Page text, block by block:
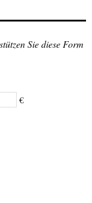
Sie diese Form
€